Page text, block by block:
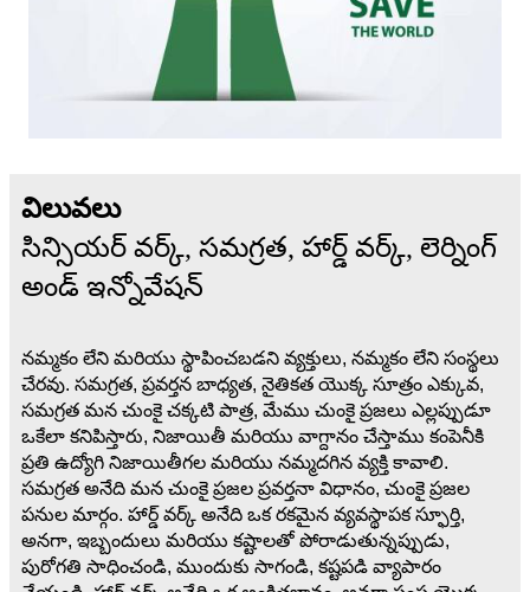
విలువలు
సిన్సియర్ వర్క్, సమగ్రత, హార్డ్ వర్క్, లెర్నింగ్
అండ్ ఇన్నోవేషన్
నమ్మకం లేని మరియు స్థాపించబడని వ్యక్తులు, నమ్మకం లేని సంస్థలు
చేరవు. సమగ్రత, ప్రవర్తన బాధ్యత, నైతికత యొక్క సూత్రం ఎక్కువ,
సమగ్రత మన చుంకై చక్కటి పాత్ర, మేము చుంకై ప్రజలు ఎల్లప్పుడూ
ఒకేలా కనిపిస్తారు, నిజాయితీ మరియు వాగ్దానం చేస్తాము కంపెనీకి
ప్రతి ఉద్యోగి నిజాయితీగల మరియు నమ్మదగిన వ్యక్తి కావాలి.
సమగ్రత అనేది మన చుంకై ప్రజల ప్రవర్తనా విధానం, చుంకై ప్రజల
పనుల మార్గం. హార్డ్ వర్క్ అనేది ఒక రకమైన వ్యవస్థాపక స్ఫూర్తి,
అనగా, ఇబ్బందులు మరియు కష్టాలతో పోరాడుతున్నప్పుడు,
పురోగతి సాధించండి, ముందుకు సాగండి, కష్టపడి వ్యాపారం